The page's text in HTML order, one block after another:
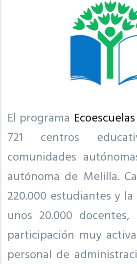
El programa Ecoescuelas
721 centros
comunidades
autónoma de Melilla.
220.000 estudiantes y
unos 20.000
participación muy
personal de